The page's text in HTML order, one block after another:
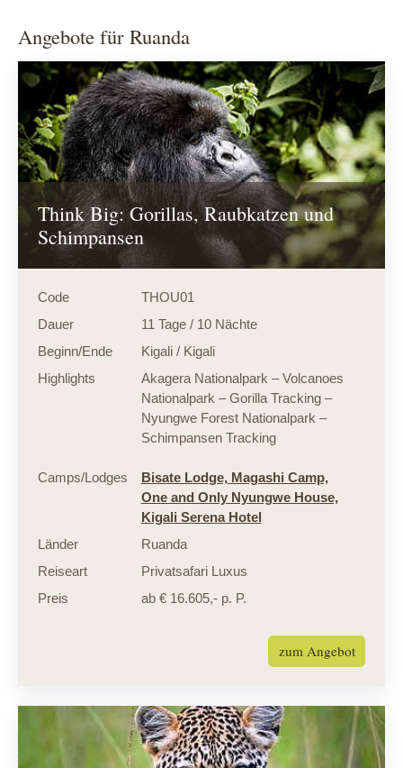
Angebote für Ruanda
Think Big: Gorillas, Raubkatzen und
Schimpansen
Code
THOU01
Dauer
11 Tage / 10 Nächte
Beginn/Ende
Kigali / Kigali
Highlights
Akagera Nationalpark – Volcanoes
Nationalpark – Gorilla Tracking –
Nyungwe Forest Nationalpark –
Schimpansen Tracking
Camps/Lodges Bisate Lodge, Magashi Camp,
One and Only Nyungwe House,
Kigali Serena Hotel
Länder
Ruanda
Reiseart
Privatsafari Luxus
Preis
ab € 16.605,- p. P.
zum Angebot